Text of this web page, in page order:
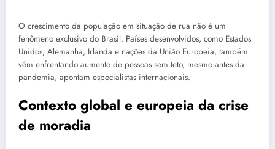
O crescimento da população em situação de rua não é um
fenômeno exclusivo do Brasil. Países desenvolvidos, como Estados
Unidos, Alemanha, Irlanda e nações da União Europeia, também
vêm enfrentando aumento de pessoas sem teto, mesmo antes da
pandemia, apontam especialistas internacionais.
Contexto global e europeia da crise
de moradia